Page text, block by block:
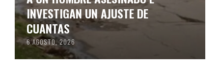
INVESTIGAN UN AJUSTE DE
CUANTAS
6 AGOSTO, 2026